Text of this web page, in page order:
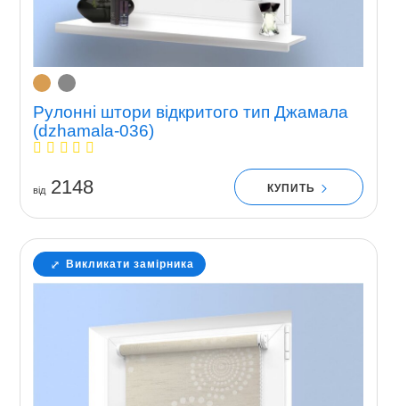
Рулонні штори відкритого тип Джамала
(dzhamala-036)
вiд2148 КУПИТЬ
Викликати замірника